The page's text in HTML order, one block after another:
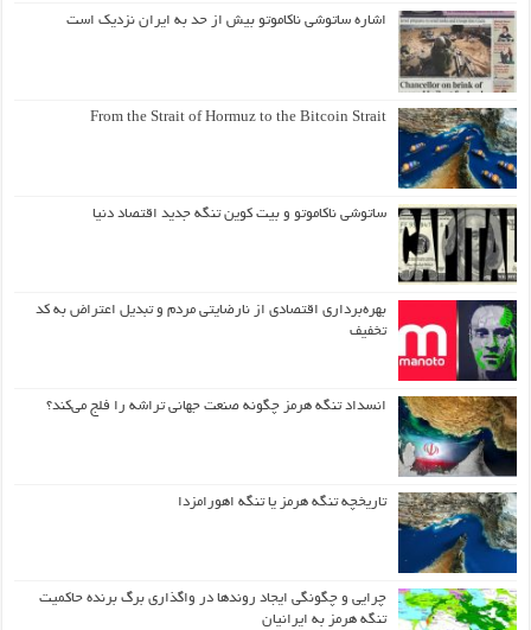
اشاره ساتوشی ناکاموتو بیش از حد به ایران نزدیک است
From the Strait of Hormuz to the Bitcoin Strait
ساتوشی ناکاموتو و بیت کوین تنگه جدید اقتصاد دنیا
بهره‌برداری اقتصادی از نارضایتی مردم و تبدیل اعتراض به کد
تخفیف
انسداد تنگه هرمز چگونه صنعت جهانی تراشه را فلج می‌کند؟
تاریخچه تنگه هرمز یا تنگه اهورامزدا
چرایی و چگونگی ایجاد روندها در واگذاری برگ برنده حاکمیت
تنگه هرمز به ایرانیان